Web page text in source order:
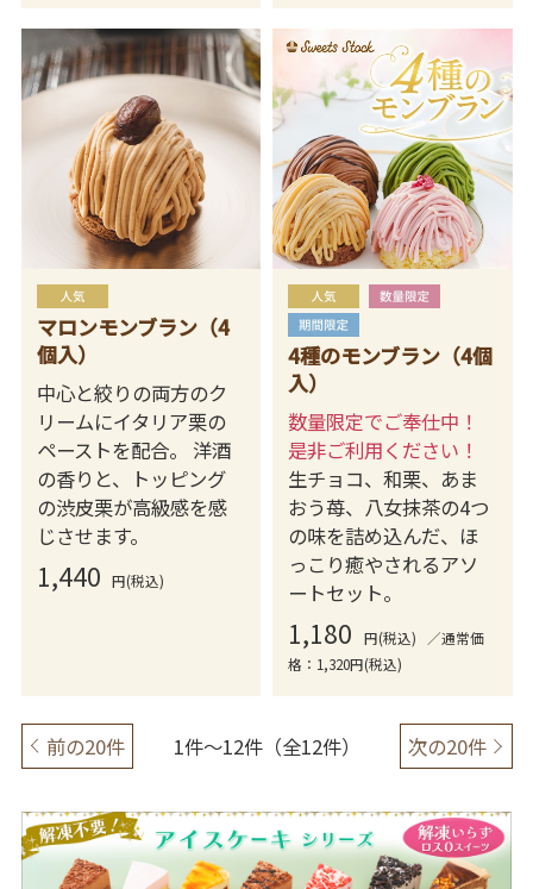
マロンモンブラン（4
個入）
中心と絞りの両方のク
リームにイタリア栗の
ペーストを配合。 洋酒
の香りと、トッピング
の渋皮栗が高級感を感
じさせます。
1,440 円(税込)
4種のモンブラン（4個
入）
数量限定でご奉仕中！
是非ご利用ください！
生チョコ、和栗、あま
おう苺、八女抹茶の4つ
の味を詰め込んだ、ほ
っこり癒やされるアソ
ートセット。
1,180 円(税込)
／通常価
格：1,320円(税込)
前の20件 1件～12件（全12件） 次の20件